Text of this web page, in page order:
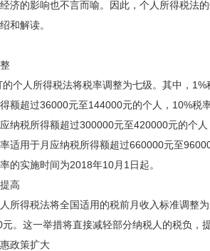
济的影响也不言而喻。因此，个人所得税法
和解读。
的个人所得税法将税率调整为七级。其中，
额超过36000元至144000元的个人，10%
纳税所得额超过300000元至420000元的个
适用于月应纳税所得额超过660000元至
的实施时间为2018年10月1日起。
高
所得税法将全国适用的税前月收入标准调整
。这一举措将直接减轻部分纳税人的税负，
政策扩大